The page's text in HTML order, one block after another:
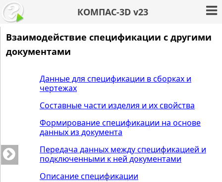
КОМПАС-3D v23
Взаимодействие спецификации с другими
документами
Данные для спецификации в сборках и
чертежах
Составные части изделия и их свойства
Формирование спецификации на основе
данных из документа
Передача данных между спецификацией и
подключенными к ней документами
Описание спецификации